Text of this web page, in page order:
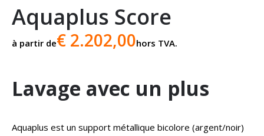
Aquaplus Score
à partir de€ 2.202,00hors TVA.
Lavage avec un plus
Aquaplus est un support métallique bicolore (argent/noir)